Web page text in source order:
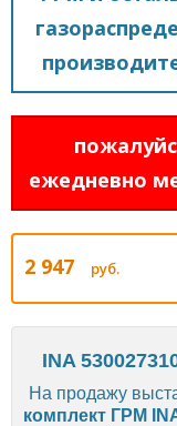
ежедневно
2 947 руб.
INA
На продажу
комплект ГРМ